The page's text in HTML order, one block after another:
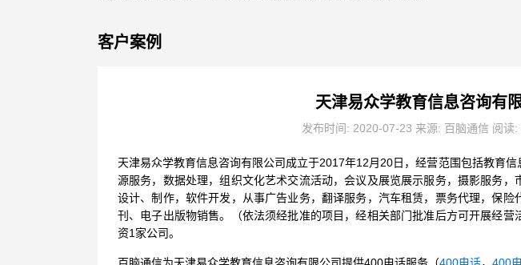
客户案例
天津易众学教育信息咨询有
发布时间: 2020-07-23 来源: 百脑通信 阅读:
天津易众学教育信息咨询有限公司成立于2017年12月20日，经营范围包括教育
源服务，数据处理，组织文化艺术交流活动，会议及展览展示服务，摄影服务
设计、制作，软件开发，从事广告业务，翻译服务，汽车租赁，票务代理，保
刊、电子出版物销售。（依法须经批准的项目，经相关部门批准后方可开展经
资1家公司。